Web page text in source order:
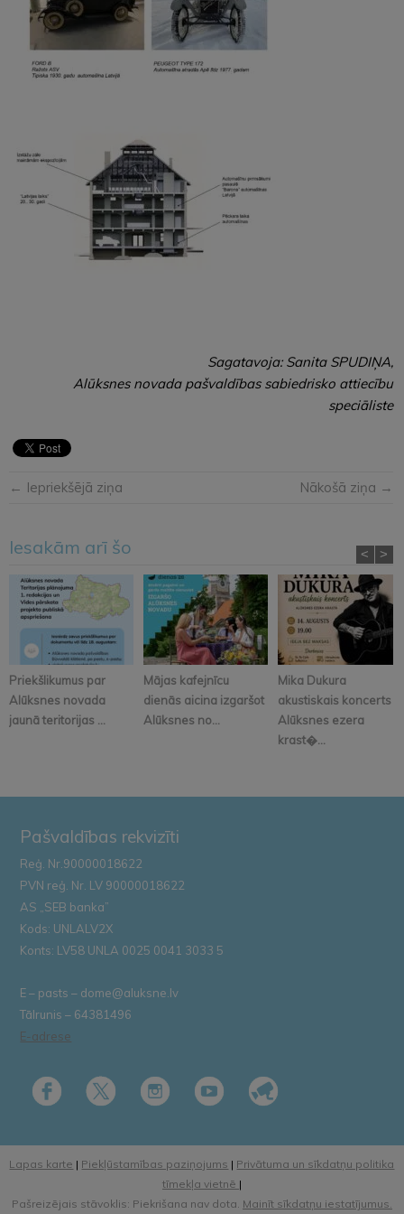
Sagatavoja: Sanita SPUDIŅA,
Alūksnes novada pašvaldības sabiedrisko attiecību
speciāliste
← Iepriekšējā ziņa Nākošā ziņa →
Iesakām arī šo
Priekšlikumus par
Alūksnes novada
jaunā teritorijas ...
Mājas kafejnīcu
dienās aicina izgaršot
Alūksnes no...
Mika Dukura
akustiskais koncerts
Alūksnes ezera
krast�...
< >
Pašvaldības rekvizīti
Reģ. Nr.90000018622
PVN reģ. Nr. LV 90000018622
AS „SEB banka”
Kods: UNLALV2X
Konts: LV58 UNLA 0025 0041 3033 5
E – pasts – dome@aluksne.lv
Tālrunis – 64381496
E-adrese
Lapas karte | Piekļūstamības paziņojums | Privātuma un sīkdatņu politika
tīmekļa vietnē |
Pašreizējais stāvoklis: Piekrišana nav dota. Mainīt sīkdatņu iestatījumus.